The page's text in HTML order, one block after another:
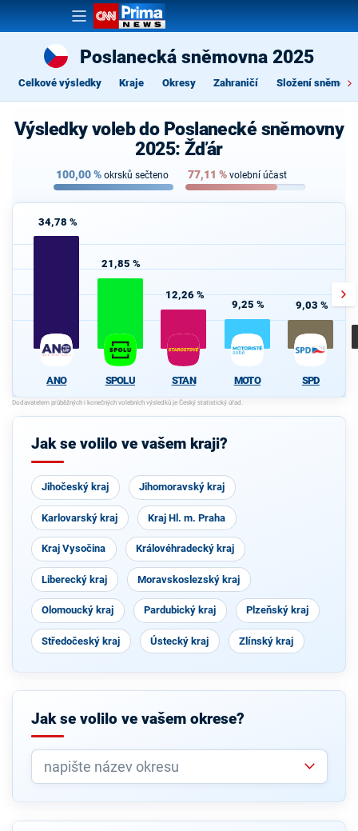
Poslanecká sněmovna 2025
Celkové výsledky Kraje Okresy Zahraničí Složení
Výsledky voleb do Poslanecké sněmovny
2025: Žďár
100,00% okrsků sečteno 77,11 % volební účast
34,78 %
ANO
21,85 %
SPOLU
12,26 %
STAN
9,25 %
MOTO
9,03 %
SPD
Jak se volilo ve vašem kraji?
Jihočeský kraj Jihomoravský kraj
Karlovarský kraj Kraj Hl. m. Praha
Kraj Vysočina Královéhradecký kraj
Liberecký kraj Moravskoslezský kraj
Olomoucký kraj Pardubický kraj Plzeňský kraj
Středočeský kraj Ústecký kraj Zlínský kraj
Jak se volilo ve vašem okrese?